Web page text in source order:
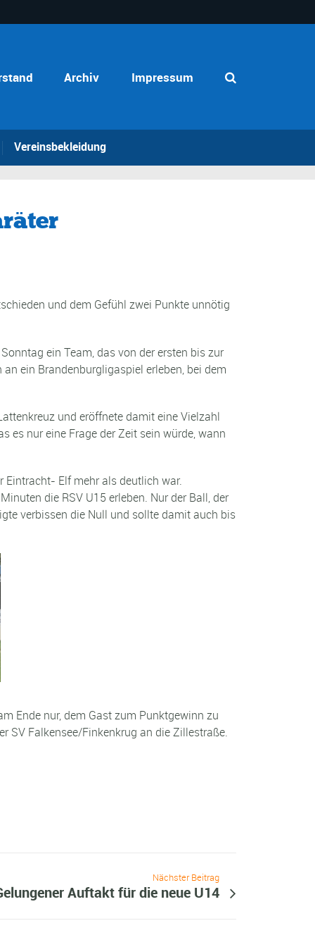
Archiv Impressum
Vereinsbekleidung
und dem Gefühl zwei Punkte unnötig
ein Team, das von der ersten bis zur
ein Brandenburgligaspiel erleben, bei dem
und eröffnete damit eine Vielzahl
es nur eine Frage der Zeit sein würde, wann
Eintracht- Elf mehr als deutlich war.
die RSV U15 erleben. Nur der Ball, der
verbissen die Null und sollte damit auch bis
Ende nur, dem Gast zum Punktgewinn zu
SV Falkensee/Finkenkrug an die Zillestraße.
Nächster Beitrag
Auftakt für die neue U14